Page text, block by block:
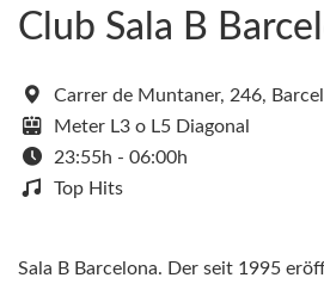
Club Sala B
Carrer de Muntaner, 246,
Meter L3 o L5 Diagonal
23:55h - 06:00h
Top Hits
Sala B Barcelona. Der seit 1995